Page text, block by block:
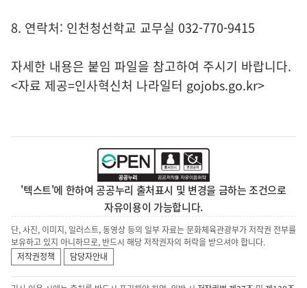
8. 연락처: 인천청선학교 교무실 032-770-9415
자세한 내용은 붙임 파일을 참고하여 주시기 바랍니다.
<자료 제공=인사혁신처 나라일터 gojobs.go.kr>
'텍스트'에 한하여 공공누리 출처표시 및 변경을 금하는 조건으로
자유이용이 가능합니다.
단, 사진, 이미지, 일러스트, 동영상 등의 일부 자료는 문화체육관광부가 저작권 전부를
보유하고 있지 아니하므로, 반드시 해당 저작권자의 허락을 받으셔야 합니다.
저작권정책
담당자안내